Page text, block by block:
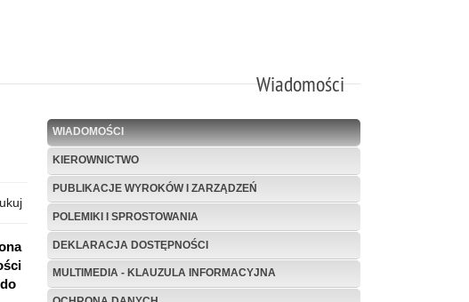
Wiadomości
WIADOMOŚCI
KIEROWNICTWO
PUBLIKACJE WYROKÓW I ZARZĄDZEŃ
POLEMIKI I SPROSTOWANIA
DEKLARACJA DOSTĘPNOŚCI
MULTIMEDIA - KLAUZULA INFORMACYJNA